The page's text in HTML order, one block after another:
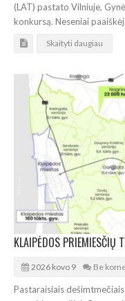
(LAT) pastato Vilniuje,
konkursą. Neseniai
Skaityti daugiau
2026 kovo 9 Be
Pastaraisiais